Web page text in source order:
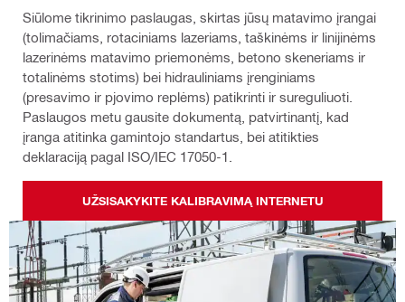
Siūlome tikrinimo paslaugas, skirtas jūsų matavimo įrangai
(tolimačiams, rotaciniams lazeriams, taškinėms ir linijinėms
lazerinėms matavimo priemonėms, betono skeneriams ir
totalinėms stotims) bei hidrauliniams įrenginiams
(presavimo ir pjovimo replėms) patikrinti ir sureguliuoti.
Paslaugos metu gausite dokumentą, patvirtinantį, kad
įranga atitinka gamintojo standartus, bei atitikties
deklaraciją pagal ISO/IEC 17050-1.
UŽSISAKYKITE KALIBRAVIMĄ INTERNETU